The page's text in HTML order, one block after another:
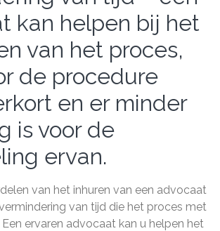
kan helpen bij het
van het proces,
de procedure
en er minder
is voor de
ervan.
van het inhuren van een advocaat
van tijd die het proces met
ervaren advocaat kan u helpen het